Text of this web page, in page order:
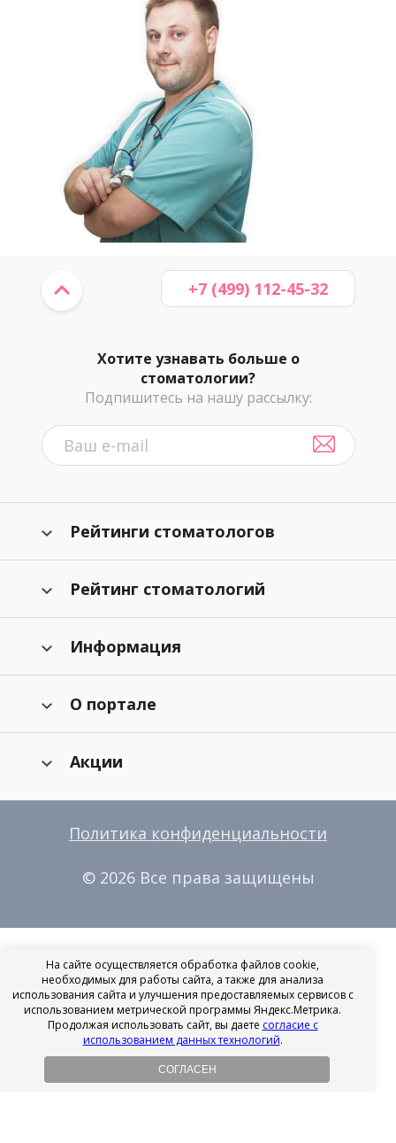
Хотите узнавать больше о
стоматологии?
Подпишитесь на нашу рассылку:
+7 (499) 112-45-32
Рейтинги стоматологов
Рейтинг стоматологий
Информация
О портале
Акции
Политика конфиденциальности
© 2026 Все права защищены
На сайте осуществляется обработка файлов cookie,
необходимых для работы сайта, а также для анализа
использования сайта и улучшения предоставляемых сервисов с
использованием метрической программы Яндекс.Метрика.
Продолжая использовать сайт, вы даете согласие с
использованием данных технологий.
СОГЛАСЕН